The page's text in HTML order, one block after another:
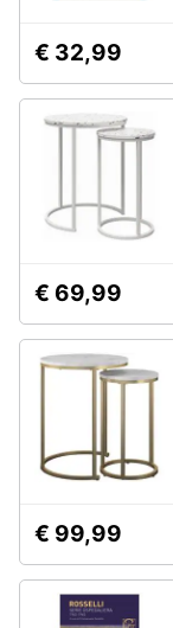
€ 32,99
€ 69,99
€ 99,99